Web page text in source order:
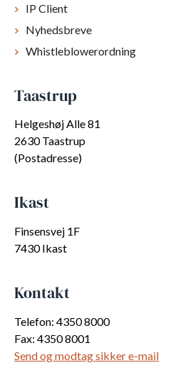
IP Client
Nyhedsbreve
Whistleblowerordning
Taastrup
Helgeshøj Alle 81
2630 Taastrup
(Postadresse)
Ikast
Finsensvej 1F
7430 Ikast
Kontakt
Telefon: 4350 8000
Fax: 4350 8001
Send og modtag sikker e-mail